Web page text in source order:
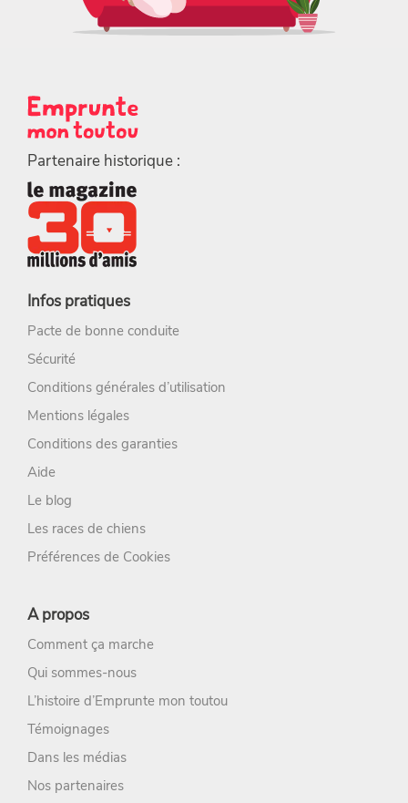
Partenaire historique :
Infos pratiques
Pacte de bonne conduite
Sécurité
Conditions générales d’utilisation
Mentions légales
Conditions des garanties
Aide
Le blog
Les races de chiens
Préférences de Cookies
A propos
Comment ça marche
Qui sommes-nous
L’histoire d’Emprunte mon toutou
Témoignages
Dans les médias
Nos partenaires